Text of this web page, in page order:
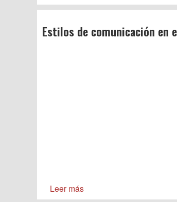
Estilos de comunicación en
Leer más